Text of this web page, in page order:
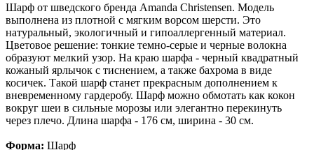
Шарф от шведского бренда Amanda Christensen. Модель
выполнена из плотной с мягким ворсом шерсти. Это
натуральный, экологичный и гипоаллергенный материал.
Цветовое решение: тонкие темно-серые и черные волокна
образуют мелкий узор. На краю шарфа - черный квадратный
кожаный ярлычок с тиснением, а также бахрома в виде
косичек. Такой шарф станет прекрасным дополнением к
вневременному гардеробу. Шарф можно обмотать как кокон
вокруг шеи в сильные морозы или элегантно перекинуть
через плечо. Длина шарфа - 176 см, ширина - 30 см.
Форма: Шарф